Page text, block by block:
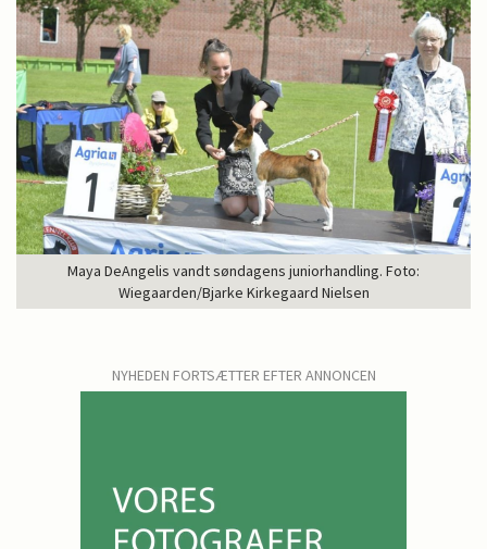
Maya DeAngelis vandt søndagens juniorhandling. Foto:
Wiegaarden/Bjarke Kirkegaard Nielsen
NYHEDEN FORTSÆTTER EFTER ANNONCEN